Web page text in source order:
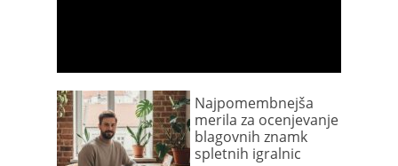
Najpomembnejša
merila za ocenjevanje
blagovnih znamk
spletnih igralnic